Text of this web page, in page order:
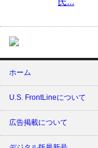
ホーム
U.S. FrontLineについて
広告掲載について